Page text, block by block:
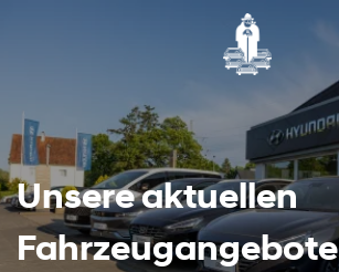
Unsere aktuellen
Fahrzeugangebote